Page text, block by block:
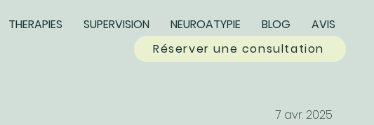
THERAPIES SUPERVISION NEUROATYPIE BLOG
AVIS
Réserver une consultation
7 avr. 2025